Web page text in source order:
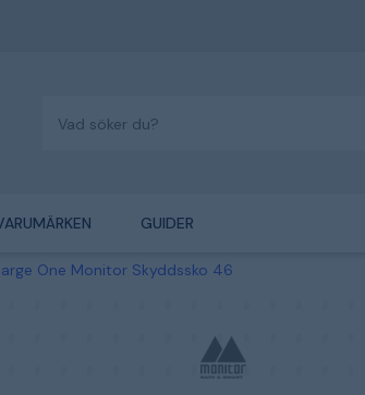
GUIDER
One Monitor Skyddssko 46